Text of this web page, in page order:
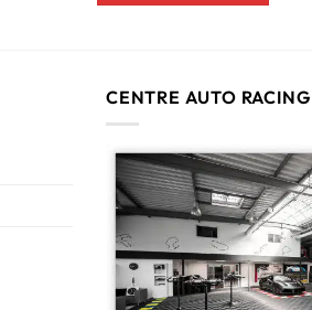
CENTRE AUTO RACING